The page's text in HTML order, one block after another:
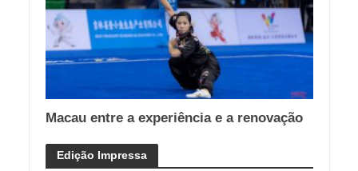
Macau entre a experiência e a renovação
Edição Impressa